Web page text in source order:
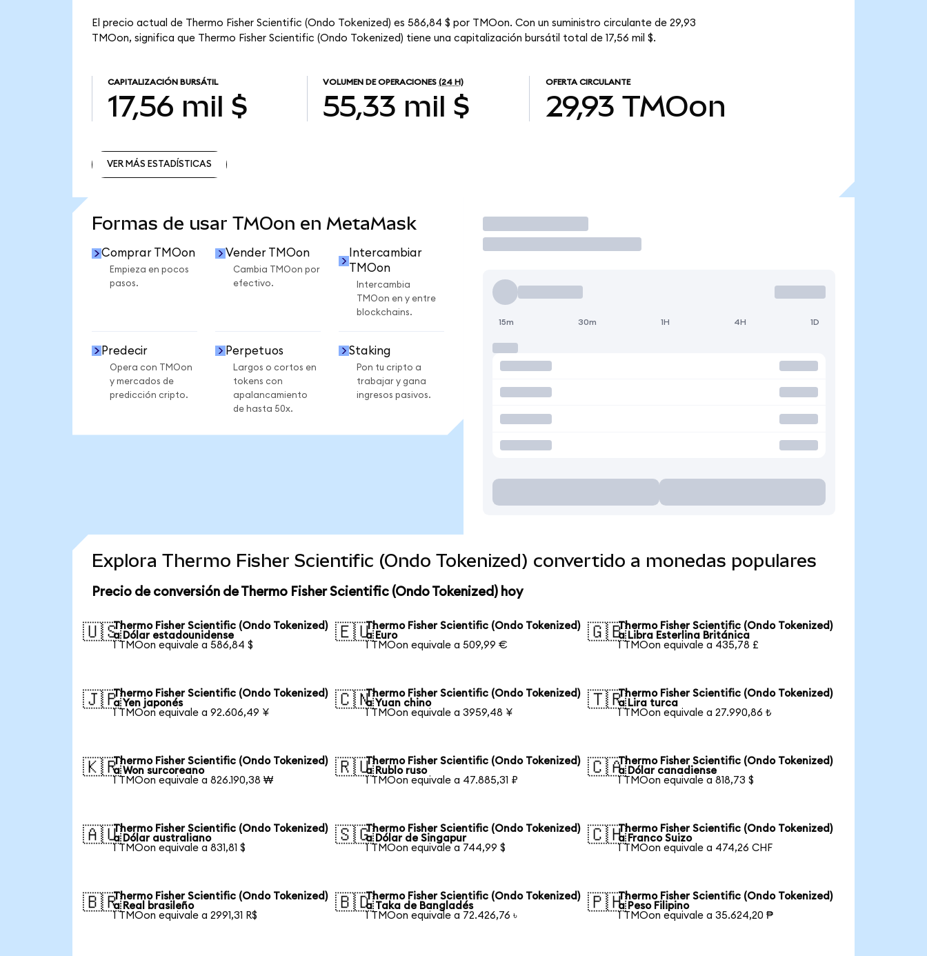
El precio actual de Thermo Fisher Scientific (Ondo Tokenized) es 586,84 $ por TMOon. Con un suministro circulante de 29,93
TMOon, significa que Thermo Fisher Scientific (Ondo Tokenized) tiene una capitalización bursátil total de 17,56 mil $.
CAPITALIZACIÓN BURSÁTIL
17,56 mil $
VOLUMEN DE OPERACIONES (24 H)
55,33 mil $
OFERTA CIRCULANTE
29,93 TMOon
VER MÁS ESTADÍSTICAS
Formas de usar TMOon en MetaMask
Comprar TMOon
Empieza en pocos
pasos.
Vender TMOon
Cambia TMOon por
efectivo.
Intercambiar
TMOon
Intercambia
TMOon en y entre
blockchains.
Predecir
Opera con TMOon
y mercados de
predicción cripto.
Perpetuos
Largos o cortos en
tokens con
apalancamiento
de hasta 50x.
Staking
Pon tu cripto a
trabajar y gana
ingresos pasivos.
Operar
15m 30m 1H 4H 1D
Explora Thermo Fisher Scientific (Ondo Tokenized) convertido a monedas populares
Precio de conversión de Thermo Fisher Scientific (Ondo Tokenized) hoy
🇺🇸Thermo Fisher Scientific (Ondo Tokenized)
a Dólar estadounidense
1 TMOon equivale a 586,84 $
🇪🇺Thermo Fisher Scientific (Ondo Tokenized)
a Euro
1 TMOon equivale a 509,99 €
🇬🇧Thermo Fisher Scientific (Ondo Tokenized)
a Libra Esterlina Británica
1 TMOon equivale a 435,78 £
🇯🇵Thermo Fisher Scientific (Ondo Tokenized)
a Yen japonés
1 TMOon equivale a 92.606,49 ¥
🇨🇳Thermo Fisher Scientific (Ondo Tokenized)
a Yuan chino
1 TMOon equivale a 3959,48 ¥
🇹🇷Thermo Fisher Scientific (Ondo Tokenized)
a Lira turca
1 TMOon equivale a 27.990,86 ₺
🇰🇷Thermo Fisher Scientific (Ondo Tokenized)
a Won surcoreano
1 TMOon equivale a 826.190,38 ₩
🇷🇺Thermo Fisher Scientific (Ondo Tokenized)
a Rublo ruso
1 TMOon equivale a 47.885,31 ₽
🇨🇦Thermo Fisher Scientific (Ondo Tokenized)
a Dólar canadiense
1 TMOon equivale a 818,73 $
🇦🇺Thermo Fisher Scientific (Ondo Tokenized)
a Dólar australiano
1 TMOon equivale a 831,81 $
🇸🇬Thermo Fisher Scientific (Ondo Tokenized)
a Dólar de Singapur
1 TMOon equivale a 744,99 $
🇨🇭Thermo Fisher Scientific (Ondo Tokenized)
a Franco Suizo
1 TMOon equivale a 474,26 CHF
🇧🇷Thermo Fisher Scientific (Ondo Tokenized)
a Real brasileño
1 TMOon equivale a 2991,31 R$
🇧🇩Thermo Fisher Scientific (Ondo Tokenized)
a Taka de Bangladés
1 TMOon equivale a 72.426,76 ৳
🇵🇭Thermo Fisher Scientific (Ondo Tokenized)
a Peso Filipino
1 TMOon equivale a 35.624,20 ₱